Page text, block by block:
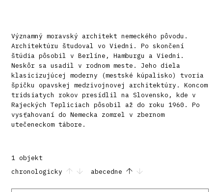
Významný moravský architekt nemeckého pôvodu.
Architektúru študoval vo Viedni. Po skončení
štúdia pôsobil v Berlíne, Hamburgu a Viedni.
Neskôr sa usadil v rodnom meste. Jeho diela
klasicizujúcej moderny (mestské kúpalisko) tvoria
špičku opavskej medzivojnovej architektúry. Koncom
tridsiatych rokov presídlil na Slovensko, kde v
Rajeckých Tepliciach pôsobil až do roku 1960. Po
vysťahovaní do Nemecka zomrel v zbernom
utečeneckom tábore.
1 objekt
chronologicky
abecedne